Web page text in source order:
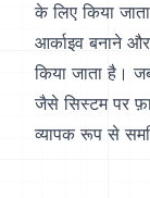
के लिए किया
आर्काइव बनाने
किया जाता है।
जैसे सिस्टम पर
व्यापक रूप से